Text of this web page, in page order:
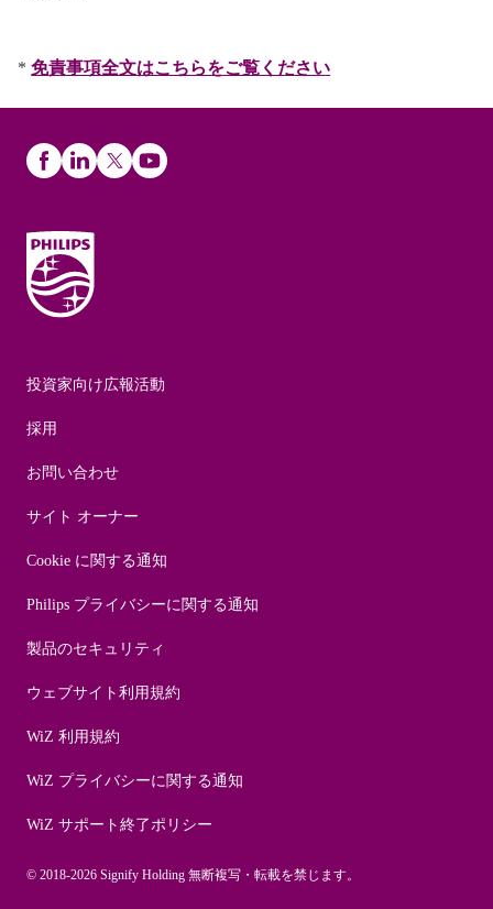
*免責事項全文はこちらをご覧ください
投資家向け広報活動
採用
お問い合わせ
サイト オーナー
Cookie に関する通知
Philips プライバシーに関する通知
製品のセキュリティ
ウェブサイト利用規約
WiZ 利用規約
WiZ プライバシーに関する通知
WiZ サポート終了ポリシー
© 2018-2026 Signify Holding 無断複写・転載を禁じます。